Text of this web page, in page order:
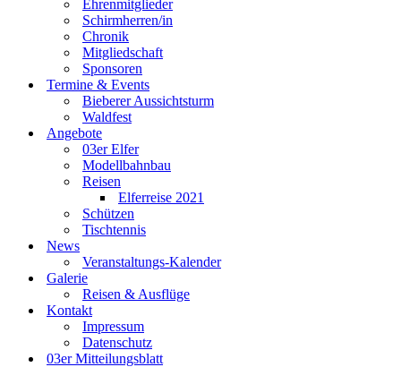
Ehrenmitglieder
Schirmherren/in
Chronik
Mitgliedschaft
Sponsoren
Termine & Events
Bieberer Aussichtsturm
Waldfest
Angebote
03er Elfer
Modellbahnbau
Reisen
Elferreise 2021
Schützen
Tischtennis
News
Veranstaltungs-Kalender
Galerie
Reisen & Ausflüge
Kontakt
Impressum
Datenschutz
03er Mitteilungsblatt